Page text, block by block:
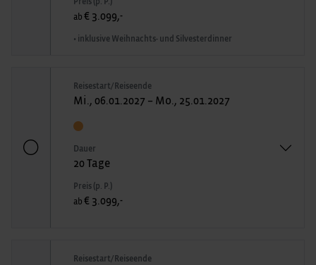
ab € 3.099,-
• inklusive Weihnachts- und Silvesterdinner
Reisestart/Reiseende
Mi., 06.01.2027 – Mo., 25.01.2027
Dauer
20 Tage
Preis (p. P.)
ab € 3.099,-
Reisestart/Reiseende